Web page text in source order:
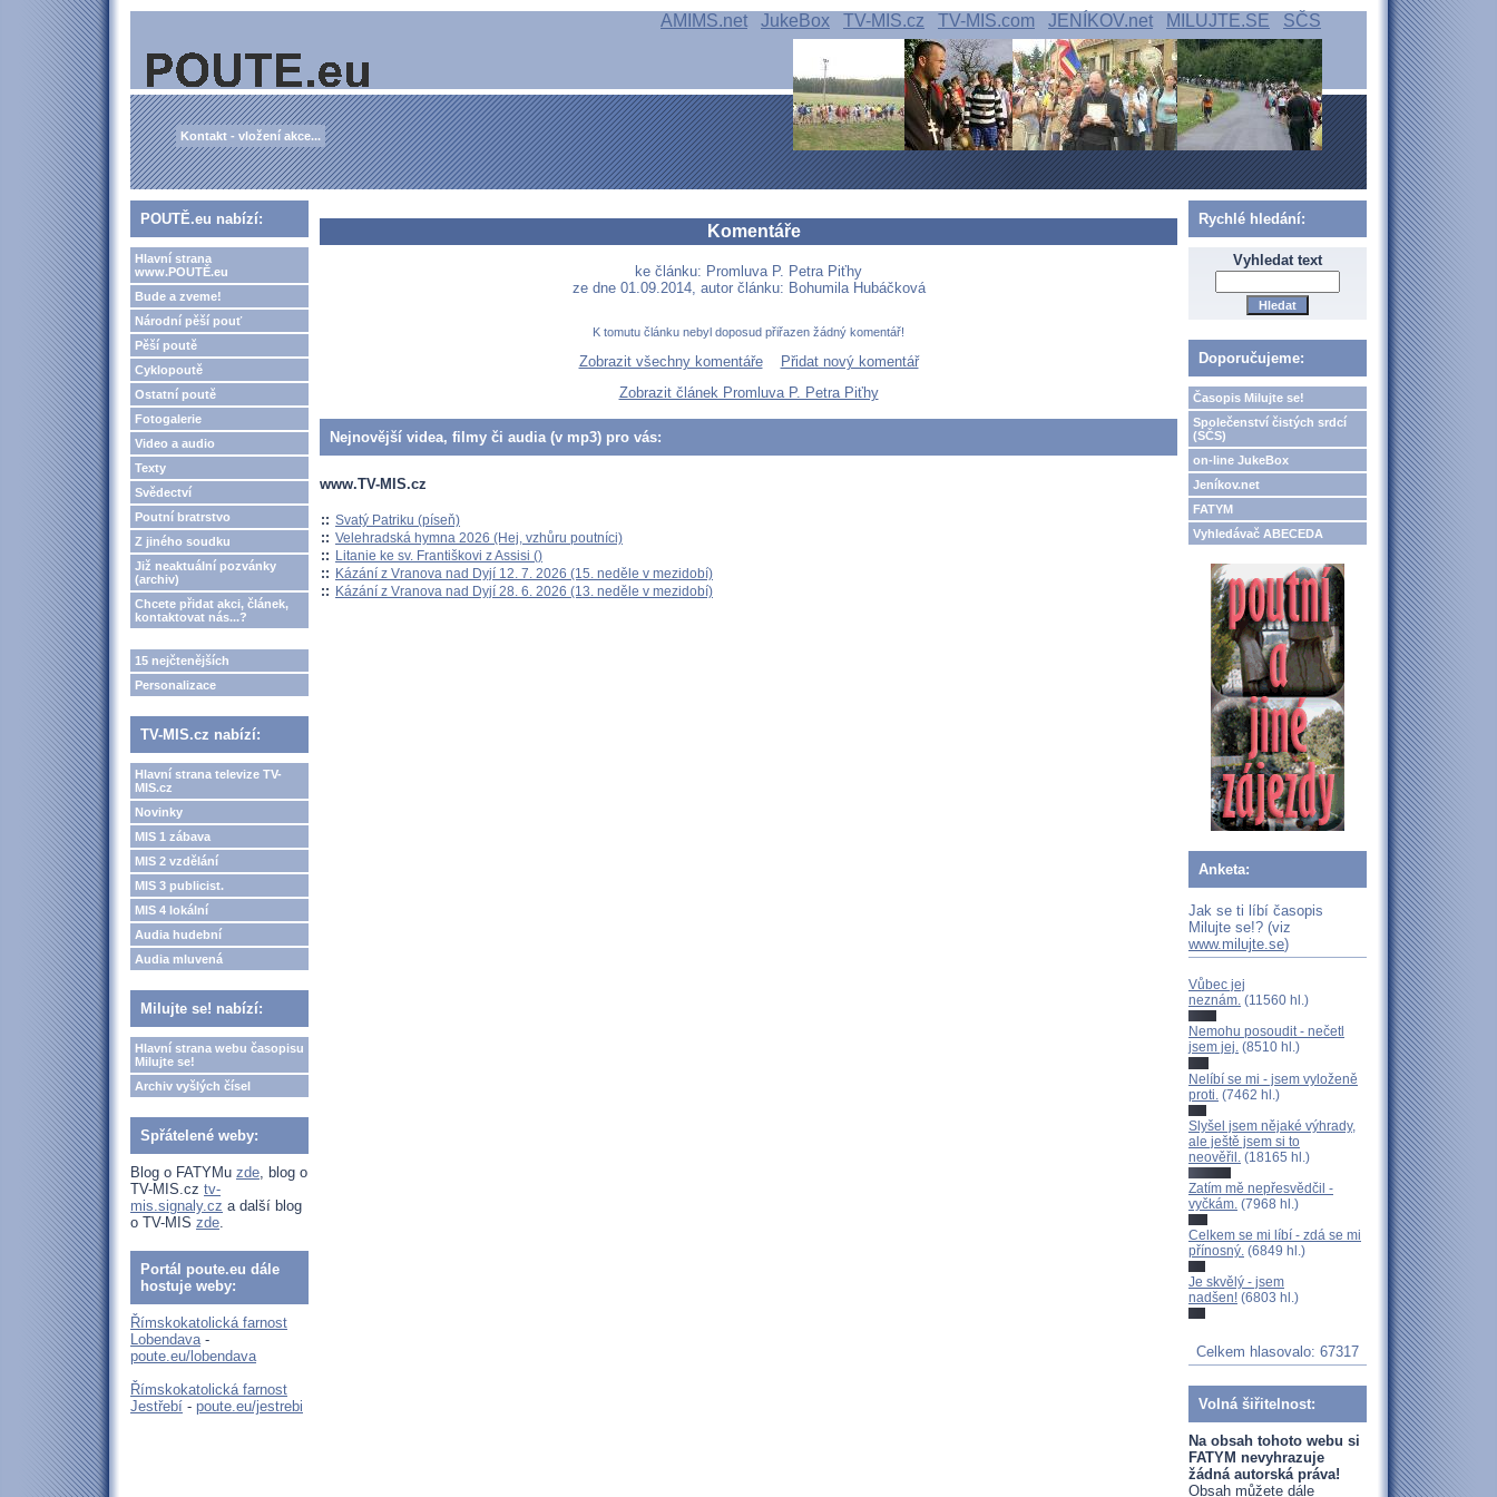
AMIMS.net JukeBox TV-MIS.cz TV-MIS.com JENÍKOV.net MILUJTE.SE SČS
Kontakt - vložení akce...
POUTĚ.eu nabízí:
Hlavní strana
www.POUTĚ.eu
Bude a zveme!
Národní pěší pouť
Pěší poutě
Cyklopoutě
Ostatní poutě
Fotogalerie
Video a audio
Texty
Svědectví
Poutní bratrstvo
Z jiného soudku
Již neaktuální pozvánky
(archiv)
Chcete přidat akci, článek,
kontaktovat nás...?
15 nejčtenějších
Personalizace
TV-MIS.cz nabízí:
Hlavní strana televize TV-
MIS.cz
Novinky
MIS 1 zábava
MIS 2 vzdělání
MIS 3 publicist.
MIS 4 lokální
Audia hudební
Audia mluvená
Milujte se! nabízí:
Hlavní strana webu časopisu
Milujte se!
Archiv vyšlých čísel
Spřátelené weby:
Blog o FATYMu zde, blog o
TV-MIS.cz tv-
mis.signaly.cz a další blog
o TV-MIS zde.
Portál poute.eu dále
hostuje weby:
Římskokatolická farnost
Lobendava-
poute.eu/lobendava
Římskokatolická farnost
Jestřebí - poute.eu/jestrebi
Komentáře
ke článku: Promluva P. Petra Piťhy
ze dne 01.09.2014, autor článku: Bohumila Hubáčková
K tomutu článku nebyl doposud přiřazen žádný komentář!
Zobrazit všechny komentáře
Přidat nový komentář
Zobrazit článek Promluva P. Petra Piťhy
Nejnovější videa, filmy či audia (v mp3) pro vás:
www.TV-MIS.cz
:: Svatý Patriku (píseň)
:: Velehradská hymna 2026 (Hej, vzhůru poutníci)
:: Litanie ke sv. Františkovi z Assisi ()
:: Kázání z Vranova nad Dyjí 12. 7. 2026 (15. neděle v mezidobí)
:: Kázání z Vranova nad Dyjí 28. 6. 2026 (13. neděle v mezidobí)
Rychlé hledání:
Vyhledat text
Doporučujeme:
Časopis Milujte se!
Společenství čistých srdcí
(SČS)
on-line JukeBox
Jeníkov.net
FATYM
Vyhledávač ABECEDA
Anketa:
Jak se ti líbí časopis
Milujte se!? (viz
www.milujte.se)
Vůbec jej
neznám. (11560 hl.)
Nemohu posoudit - nečetl
jsem jej. (8510 hl.)
Nelíbí se mi - jsem vyloženě
proti. (7462 hl.)
Slyšel jsem nějaké výhrady,
ale ještě jsem si to
neověřil. (18165 hl.)
Zatím mě nepřesvědčil -
vyčkám. (7968 hl.)
Celkem se mi líbí - zdá se mi
přínosný. (6849 hl.)
Je skvělý - jsem
nadšen! (6803 hl.)
Celkem hlasovalo: 67317
Volná šiřitelnost:
Na obsah tohoto webu si
FATYM nevyhrazuje
žádná autorská práva!
Obsah můžete dále